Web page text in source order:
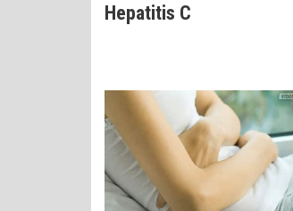
Hepatitis C